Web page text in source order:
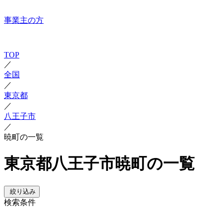
事業主の方
TOP
／
全国
／
東京都
／
八王子市
／
暁町の一覧
東京都八王子市暁町の一覧
絞り込み
検索条件